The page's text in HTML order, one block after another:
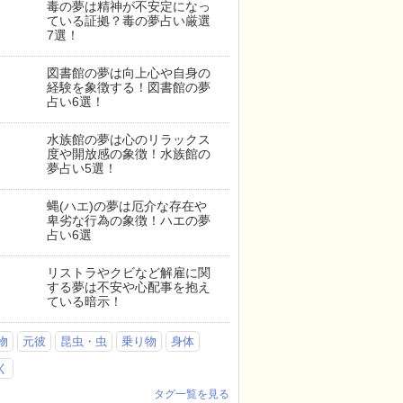
毒の夢は精神が不安定になっ
ている証拠？毒の夢占い厳選
7選！
図書館の夢は向上心や自身の
経験を象徴する！図書館の夢
占い6選！
水族館の夢は心のリラックス
度や開放感の象徴！水族館の
夢占い5選！
蝿(ハエ)の夢は厄介な存在や
卑劣な行為の象徴！ハエの夢
占い6選
リストラやクビなど解雇に関
する夢は不安や心配事を抱え
ている暗示！
元彼 昆虫・虫 乗り物
身体
タグ一覧を見る